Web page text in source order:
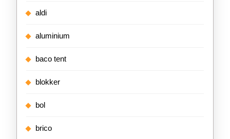
aldi
aluminium
baco tent
blokker
bol
brico